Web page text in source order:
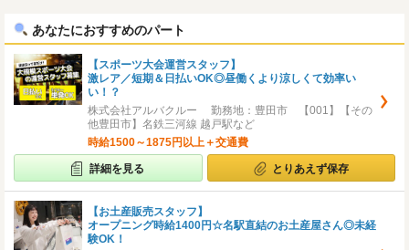
あなたにおすすめのパート
【スポーツ大会運営スタッフ】
激レア／短期＆日払いOK◎昼働くより涼しくて効率い
い！？
株式会社アルバクルー 勤務地：豊田市 【001】【その
他豊田市】名鉄三河線 越戸駅など
時給1500～1875円以上＋交通費
詳細を見る とりあえず保存
【お土産販売スタッフ】
オープニング時給1400円☆名駅直結のお土産屋さん◎未経
験OK！